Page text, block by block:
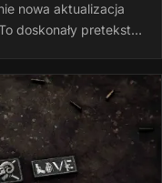
nowa aktualizacja
doskonały pretekst,